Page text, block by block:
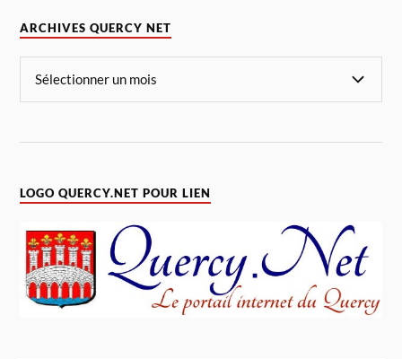
ARCHIVES QUERCY NET
LOGO QUERCY.NET POUR LIEN